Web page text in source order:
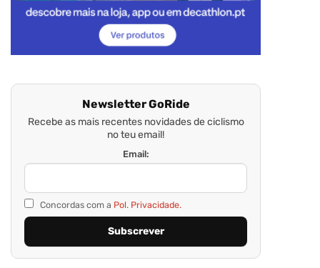
Newsletter GoRide
Recebe as mais recentes novidades de ciclismo
no teu email!
Email:
Concordas com a Pol. Privacidade.